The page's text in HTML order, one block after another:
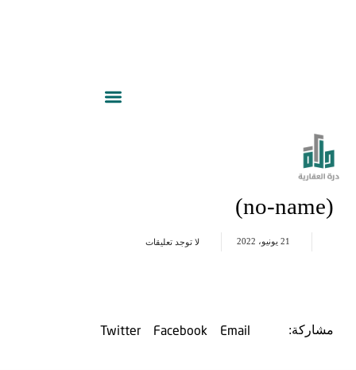
(no-name)
21 يونيو، 2022 لا توجد تعليقات
مشاركة: Email
Facebook
Twitter